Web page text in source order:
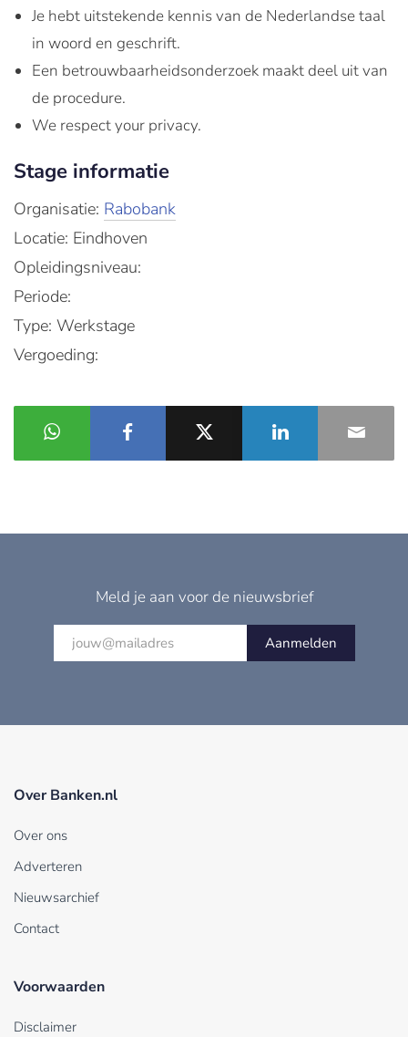
Je hebt uitstekende kennis van de Nederlandse taal
in woord en geschrift.
Een betrouwbaarheidsonderzoek maakt deel uit van
de procedure.
We respect your privacy.
Stage informatie
Organisatie: Rabobank
Locatie: Eindhoven
Opleidingsniveau:
Periode:
Type: Werkstage
Vergoeding:
Meld je aan voor de nieuwsbrief
Aanmelden
Over Banken.nl
Over ons
Adverteren
Nieuwsarchief
Contact
Voorwaarden
Disclaimer